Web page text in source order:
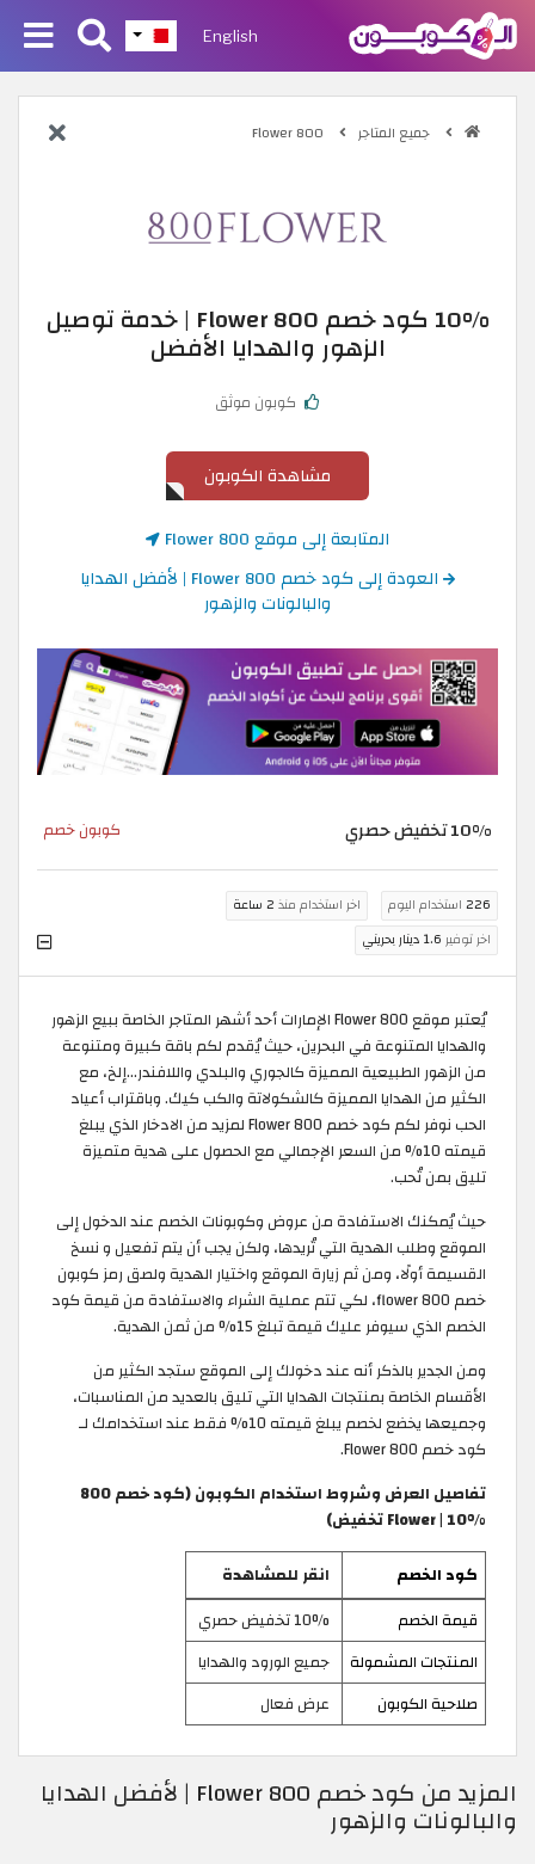
English
جميع المتاجر
10% كود خصم 800 Flower | خدمة توصيل
الزهور والهدايا الأفضل
كوبون موثق
مشاهدة الكوبون
المتابعة إلى موقع 800 Flower
العودة إلى كود خصم 800 Flower | لأفضل الهدايا
والبالونات والزهور
10% تخفيض حصري كوبون خصم
226 استخدام اليوم اخر استخدام منذ 2 ساعة
اخر توفير 1.6 دينار بحريني
يُعتبر موقع 800 Flower الإمارات أحد أشهر المتاجر الخاصة ببيع الزهور
والهدايا المتنوعة في البحرين، حيث يُقدم لكم باقة كبيرة ومتنوعة
من الزهور الطبيعية المميزة كالجوري والبلدي واللافندر...إلخ، مع
الكثير من الهدايا المميزة كالشكولاتة والكب كيك. وباقتراب أعياد
الحب نوفر لكم كود خصم 800 Flower لمزيد من الادخار الذي يبلغ
قيمته 10% من السعر الإجمالي مع الحصول على هدية متميزة
تليق بمن تُحب.
حيث يُمكنك الاستفادة من عروض وكوبونات الخصم عند الدخول إلى
الموقع وطلب الهدية التي تُريدها، ولكن يجب أن يتم تفعيل و نسخ
القسيمة أولًا، ومن ثم زيارة الموقع واختيار الهدية ولصق رمز كوبون
خصم 800 flower، لكي تتم عملية الشراء والاستفادة من قيمة كود
الخصم الذي سيوفر عليك قيمة تبلغ 15% من ثمن الهدية.
ومن الجدير بالذكر أنه عند دخولك إلى الموقع ستجد الكثير من
الأقسام الخاصة بمنتجات الهدايا التي تليق بالعديد من المناسبات،
وجميعها يخضع لخصم يبلغ قيمته 10% فقط عند استخدامك لـ
كود خصم 800 Flower.
تفاصيل العرض وشروط استخدام الكوبون (كود خصم 800
Flower | 10% تخفيض)
كود الخصم
انقر للمشاهدة
قيمة الخصم
10% تخفيض حصري
المنتجات المشمولة
جميع الورود والهدايا
صلاحية الكوبون
عرض فعال
المزيد من كود خصم 800 Flower | لأفضل الهدايا
والبالونات والزهور